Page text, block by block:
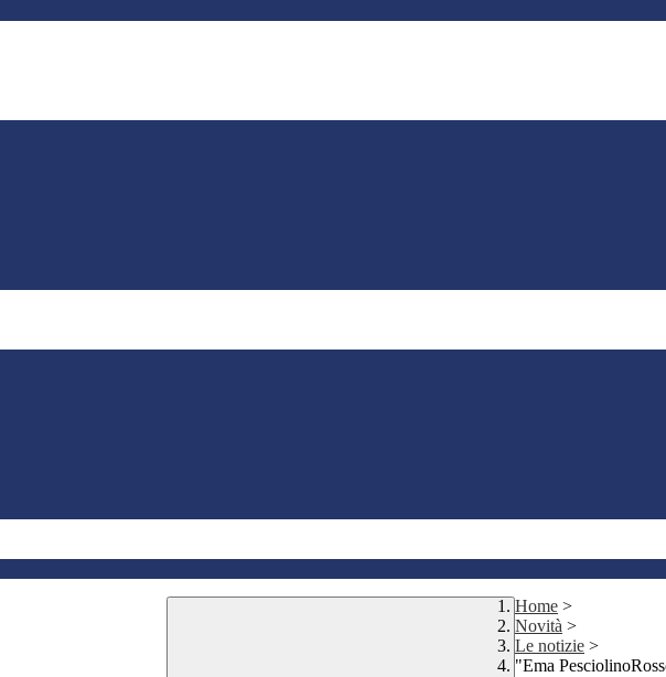
Home >
Novità >
Le notizie >
"Ema